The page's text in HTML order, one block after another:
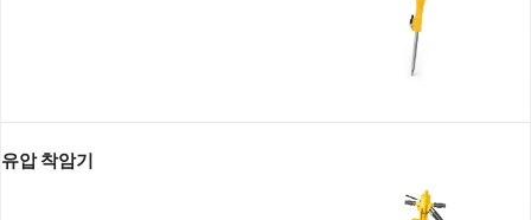
유압 착암기